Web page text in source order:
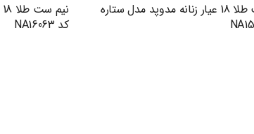
نیم ست طلا 18 عیار زنانه مدوپد مدل ستاره
کد NA16063